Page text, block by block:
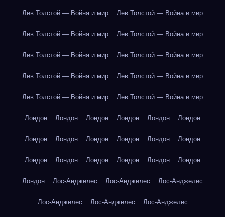
Лев Толстой — Война и мир Лев Толстой — Война и мир
Лев Толстой — Война и мир Лев Толстой — Война и мир
Лев Толстой — Война и мир Лев Толстой — Война и мир
Лев Толстой — Война и мир Лев Толстой — Война и мир
Лев Толстой — Война и мир Лев Толстой — Война и мир
Лондон Лондон Лондон Лондон Лондон Лондон
Лондон Лондон Лондон Лондон Лондон Лондон
Лондон Лондон Лондон Лондон Лондон Лондон
Лондон Лос-Анджелес Лос-Анджелес Лос-Анджелес
Лос-Анджелес Лос-Анджелес Лос-Анджелес